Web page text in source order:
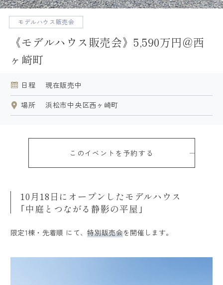
ARRCHの家づくり
資金計画
土地探し
お客様満足度レビュー
LINE UP
モデルハウス販売会
《モデルハウス販売会》5,590万円＠西
ヶ崎町
日程
現在販売中
場所
浜松市中央区西ヶ崎町
このイベントを予約する
10月18日にオープンしたモデルハウス
｢中庭とつながる静影の平屋｣
限定1棟・先着順 にて、特別販売会を開催します。